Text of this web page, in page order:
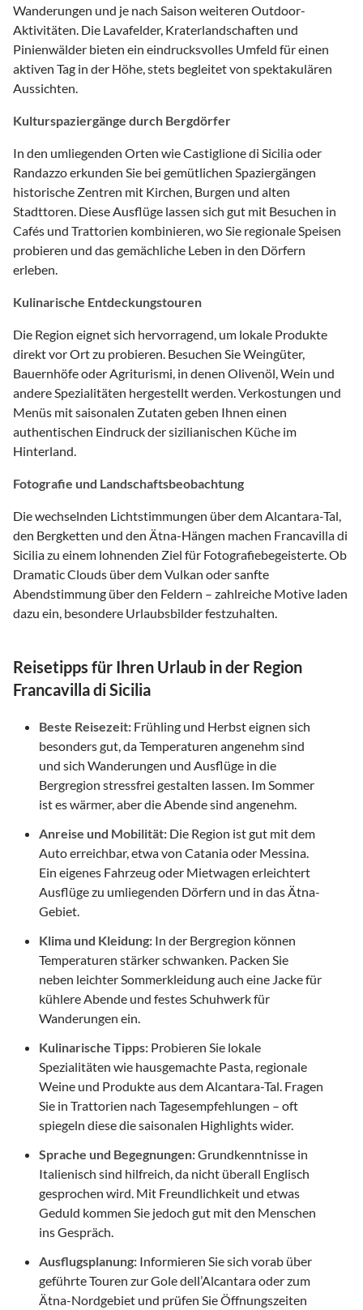
Wanderungen und je nach Saison weiteren Outdoor-
Aktivitäten. Die Lavafelder, Kraterlandschaften und
Pinienwälder bieten ein eindrucksvolles Umfeld für einen
aktiven Tag in der Höhe, stets begleitet von spektakulären
Aussichten.
Kulturspaziergänge durch Bergdörfer
In den umliegenden Orten wie Castiglione di Sicilia oder
Randazzo erkunden Sie bei gemütlichen Spaziergängen
historische Zentren mit Kirchen, Burgen und alten
Stadttoren. Diese Ausflüge lassen sich gut mit Besuchen in
Cafés und Trattorien kombinieren, wo Sie regionale Speisen
probieren und das gemächliche Leben in den Dörfern
erleben.
Kulinarische Entdeckungstouren
Die Region eignet sich hervorragend, um lokale Produkte
direkt vor Ort zu probieren. Besuchen Sie Weingüter,
Bauernhöfe oder Agriturismi, in denen Olivenöl, Wein und
andere Spezialitäten hergestellt werden. Verkostungen und
Menüs mit saisonalen Zutaten geben Ihnen einen
authentischen Eindruck der sizilianischen Küche im
Hinterland.
Fotografie und Landschaftsbeobachtung
Die wechselnden Lichtstimmungen über dem Alcantara-Tal,
den Bergketten und den Ätna-Hängen machen Francavilla di
Sicilia zu einem lohnenden Ziel für Fotografiebegeisterte. Ob
Dramatic Clouds über dem Vulkan oder sanfte
Abendstimmung über den Feldern – zahlreiche Motive laden
dazu ein, besondere Urlaubsbilder festzuhalten.
Reisetipps für Ihren Urlaub in der Region
Francavilla di Sicilia
Beste Reisezeit: Frühling und Herbst eignen sich
besonders gut, da Temperaturen angenehm sind
und sich Wanderungen und Ausflüge in die
Bergregion stressfrei gestalten lassen. Im Sommer
ist es wärmer, aber die Abende sind angenehm.
Anreise und Mobilität: Die Region ist gut mit dem
Auto erreichbar, etwa von Catania oder Messina.
Ein eigenes Fahrzeug oder Mietwagen erleichtert
Ausflüge zu umliegenden Dörfern und in das Ätna-
Gebiet.
Klima und Kleidung: In der Bergregion können
Temperaturen stärker schwanken. Packen Sie
neben leichter Sommerkleidung auch eine Jacke für
kühlere Abende und festes Schuhwerk für
Wanderungen ein.
Kulinarische Tipps: Probieren Sie lokale
Spezialitäten wie hausgemachte Pasta, regionale
Weine und Produkte aus dem Alcantara-Tal. Fragen
Sie in Trattorien nach Tagesempfehlungen – oft
spiegeln diese die saisonalen Highlights wider.
Sprache und Begegnungen:Grundkenntnisse in
Italienisch sind hilfreich, da nicht überall Englisch
gesprochen wird. Mit Freundlichkeit und etwas
Geduld kommen Sie jedoch gut mit den Menschen
ins Gespräch.
Ausflugsplanung: Informieren Sie sich vorab über
geführte Touren zur Gole dell’Alcantara oder zum
Ätna-Nordgebiet und prüfen Sie Öffnungszeiten